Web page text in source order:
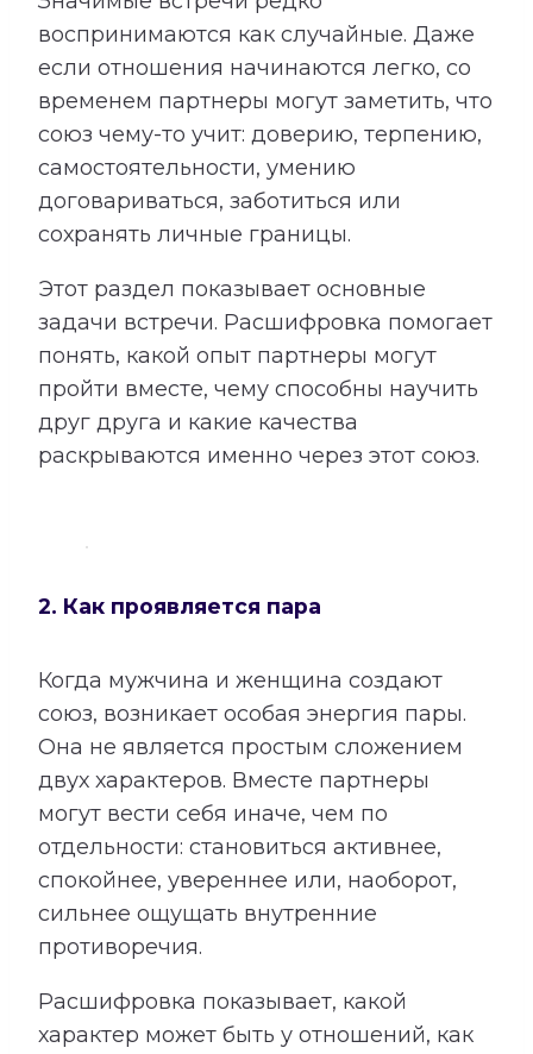
воспринимаются как случайные. Даже
если отношения начинаются легко, со
временем партнеры могут заметить, что
союз чему-то учит: доверию, терпению,
самостоятельности, умению
договариваться, заботиться или
сохранять личные границы.
Этот раздел показывает основные
задачи встречи. Расшифровка помогает
понять, какой опыт партнеры могут
пройти вместе, чему способны научить
друг друга и какие качества
раскрываются именно через этот союз.
2. Как проявляется пара
Когда мужчина и женщина создают
союз, возникает особая энергия пары.
Она не является простым сложением
двух характеров. Вместе партнеры
могут вести себя иначе, чем по
отдельности: становиться активнее,
спокойнее, увереннее или, наоборот,
сильнее ощущать внутренние
противоречия.
Расшифровка показывает, какой
характер может быть у отношений, как